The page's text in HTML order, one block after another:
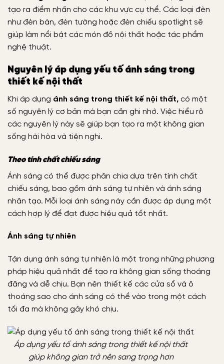
tạo ra điểm nhấn cho các khu vực cụ thể. Các loại đèn
như đèn bàn, đèn tường hoặc đèn chiếu spotlight sẽ
giúp làm nổi bật các món đồ nội thất hoặc tác phẩm
nghệ thuật.
Nguyên lý áp dụng yếu tố ánh sáng trong
thiết kế nội thất
Khi áp dụng ánh sáng trong thiết kế nội thất, có một
số nguyên lý cơ bản mà bạn cần ghi nhớ. Việc hiểu rõ
các nguyên lý này sẽ giúp bạn tạo ra một không gian
sống hài hòa và tiện nghi.
Theo tính chất chiếu sáng
Ánh sáng có thể được phân chia dựa trên tính chất
chiếu sáng, bao gồm ánh sáng tự nhiên và ánh sáng
nhân tạo. Mỗi loại ánh sáng này cần được áp dụng một
cách hợp lý để đạt được hiệu quả tốt nhất.
Ánh sáng tự nhiên
Tận dụng ánh sáng tự nhiên là một trong những phương
pháp hiệu quả nhất để tạo ra không gian sống thoáng
đãng và dễ chịu. Bạn nên thiết kế các cửa sổ và ô
thoáng sao cho ánh sáng có thể vào trong một cách
tối đa mà không gây khó chịu.
Áp dụng yếu tố ánh sáng trong thiết kế nội thất
giúp không gian trở nên sang trọng hơn